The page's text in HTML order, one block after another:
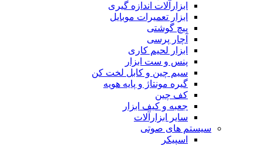
ابزارآلات اندازه گیری
ابزار تعمیرات موبایل
پیچ گوشتی
آچار پرسی
ابزار لحیم کاری
پنس و ست ابزار
سیم چین و کابل لخت کن
گیره مونتاژ و پایه هویه
کف چین
جعبه و کیف ابزار
سایر ابزارآلات
سیستم های صوتی
اسپیکر